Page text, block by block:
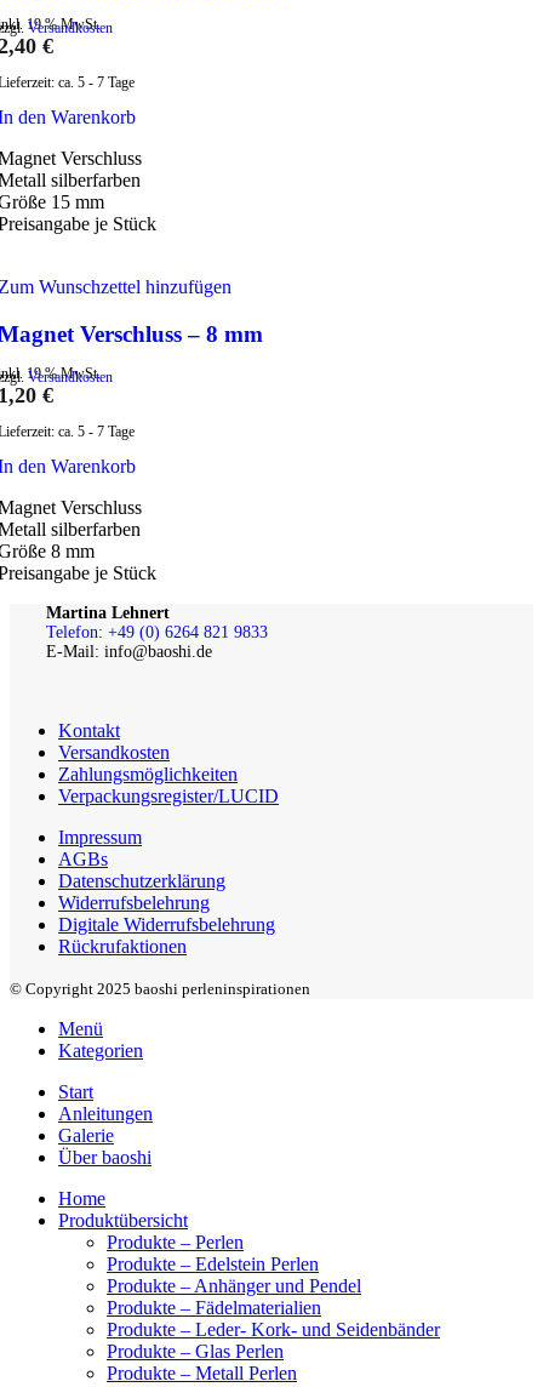
19 % MwSt.
Versandkosten
€
ca. 5 - 7 Tage
den Warenkorb
Verschluss
silberfarben
15 mm
je Stück
Wunschzettel hinzufügen
Verschluss – 8 mm
19 % MwSt.
Versandkosten
€
ca. 5 - 7 Tage
den Warenkorb
Verschluss
silberfarben
8 mm
je Stück
Martina Lehnert
Telefon: +49 (0) 6264 821 9833
E-Mail: info@baoshi.de
Kontakt
Versandkosten
Zahlungsmöglichkeiten
Verpackungsregister/LUCID
Impressum
AGBs
Datenschutzerklärung
Widerrufsbelehrung
Digitale Widerrufsbelehrung
Rückrufaktionen
© Copyright 2025 baoshi perleninspirationen
Menü
Kategorien
Start
Anleitungen
Galerie
Über baoshi
Home
Produktübersicht
Produkte – Perlen
Produkte – Edelstein Perlen
Produkte – Anhänger und Pendel
Produkte – Fädelmaterialien
Produkte – Leder- Kork- und Seidenbänder
Produkte – Glas Perlen
Produkte – Metall Perlen